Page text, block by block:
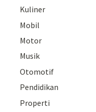
Kuliner
Mobil
Motor
Musik
Otomotif
Pendidikan
Properti